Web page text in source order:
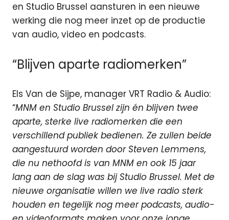
en Studio Brussel aansturen in een nieuwe
werking die nog meer inzet op de productie
van audio, video en podcasts.
“Blijven aparte radiomerken”
Els Van de Sijpe, manager VRT Radio & Audio:
“MNM en Studio Brussel zijn én blijven twee
aparte, sterke live radiomerken die een
verschillend publiek bedienen. Ze zullen beide
aangestuurd worden door Steven Lemmens,
die nu nethoofd is van MNM en ook 15 jaar
lang aan de slag was bij Studio Brussel. Met de
nieuwe organisatie willen we live radio sterk
houden en tegelijk nog meer podcasts, audio-